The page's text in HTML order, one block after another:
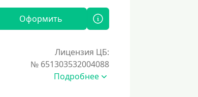
Оформить
Лицензия ЦБ:
№ 651303532004088
Подробнее